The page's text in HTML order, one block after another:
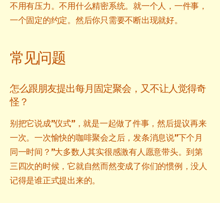
不用有压力。不用什么精密系统。就一个人，一件事，
一个固定的约定。然后你只需要不断出现就好。
常见问题
怎么跟朋友提出每月固定聚会，又不让人觉得奇
怪？
别把它说成”仪式”，就是一起做了件事，然后提议再来
一次。一次愉快的咖啡聚会之后，发条消息说”下个月
同一时间？”大多数人其实很感激有人愿意带头。到第
三四次的时候，它就自然而然变成了你们的惯例，没人
记得是谁正式提出来的。